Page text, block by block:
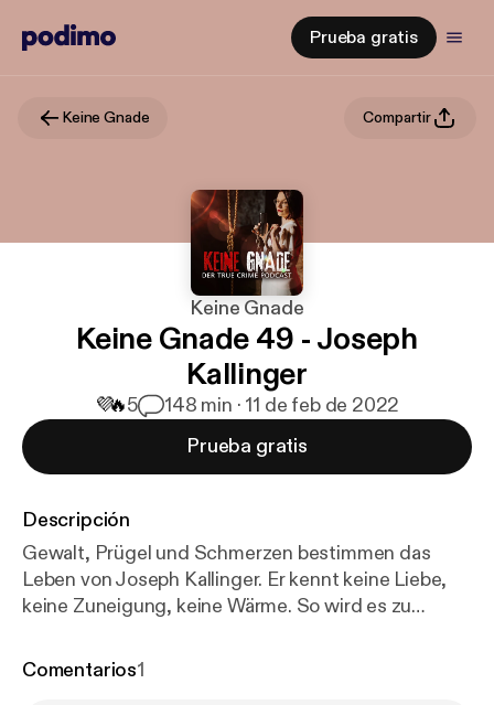
Prueba gratis
Keine Gnade Compartir
Keine Gnade
Keine Gnade 49 - Joseph
Kallinger
💜🔥5 148 min · 11 de feb de 2022
Prueba gratis
Descripción
Gewalt, Prügel und Schmerzen bestimmen das
Leben von Joseph Kallinger. Er kennt keine Liebe,
keine Zuneigung, keine Wärme. So wird es zu
um schließlich zu Gott zu werden.
Comentarios1